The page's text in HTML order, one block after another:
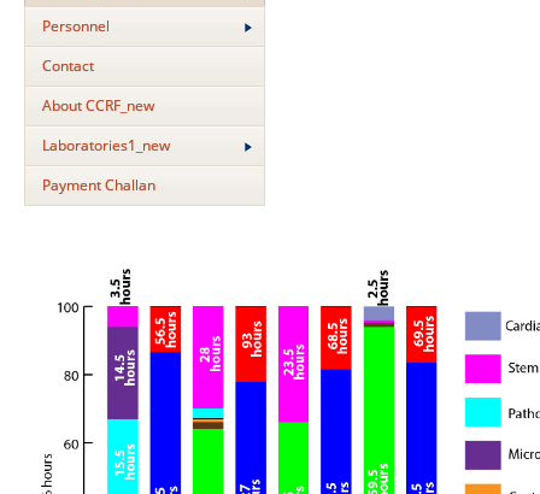
Personnel
Contact
About CCRF_new
Laboratories1_new
Payment Challan